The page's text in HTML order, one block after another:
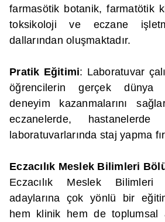
farmasötik botanik, farmatötik
toksikoloji ve eczane
dallarından oluşmaktadır.
Pratik Eğitimi: Laboratuvar
öğrencilerin gerçek dünya
deneyim kazanmalarını
eczanelerde, hastanelerde
laboratuvarlarında staj yapma
Eczacılık Meslek Bilimleri
Eczacılık Meslek Bilimleri
adaylarına çok yönlü bir
hem klinik hem de toplumsal